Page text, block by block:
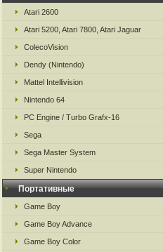
Atari 2600
Atari 5200, Atari 7800, Atari Jaguar
ColecoVision
Dendy (Nintendo)
Mattel Intellivision
Nintendo 64
PC Engine / Turbo Grafx-16
Sega
Sega Master System
Super Nintendo
Портативные
Game Boy
Game Boy Advance
Game Boy Color